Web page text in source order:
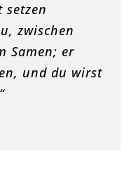
setzen
zwischen
Samen; er
und du wirst